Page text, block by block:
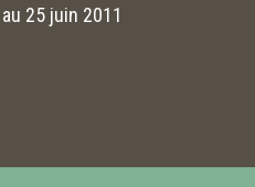
au 25 juin 2011